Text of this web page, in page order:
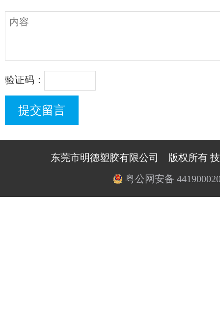
验证码：
东莞市明德塑胶有限公司 版权所有
粤公网安备